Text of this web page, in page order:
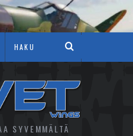
SYVEMMÄLTÄ